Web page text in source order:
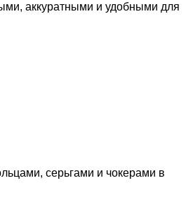
аккуратными и удобными для
серьгами и чокерами в